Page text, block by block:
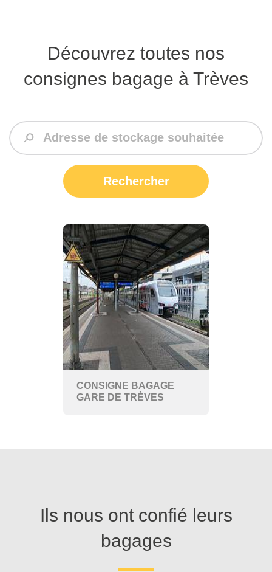
Découvrez toutes nos
consignes bagage à Trèves
Rechercher
CONSIGNE BAGAGE
GARE DE TRÈVES
Ils nous ont confié leurs
bagages